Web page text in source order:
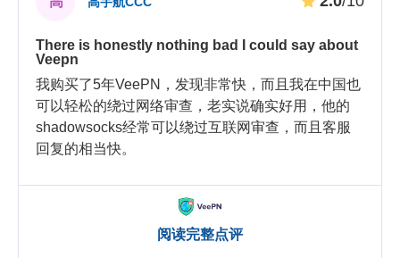
There is honestly nothing bad I could say about
Veepn
我购买了5年VeePN，发现非常快，而且我在中国也
可以轻松的绕过网络审查，老实说确实好用，他的
shadowsocks经常可以绕过互联网审查，而且客服
回复的相当快。
阅读完整点评